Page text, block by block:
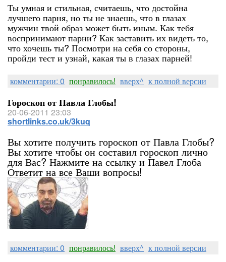
Ты умная и стильная, считаешь, что достойна
лучшего парня, но ты не знаешь, что в глазах
мужчин твой образ может быть иным. Как тебя
воспринимают парни? Как заставить их видеть то,
что хочешь ты? Посмотри на себя со стороны,
пройди тест и узнай, какая ты в глазах парней!
комментарии: 0 понравилось! вверх^ к полной версии
Гороскоп от Павла Глобы!
20-06-2011 23:03
shortlinks.co.uk/3kuq
Вы хотите получить гороскоп от Павла Глобы?
Вы хотите чтобы он составил гороскоп лично
для Вас? Нажмите на ссылку и Павел Глоба
Ответит на все Ваши вопросы!
комментарии: 0 понравилось! вверх^ к полной версии